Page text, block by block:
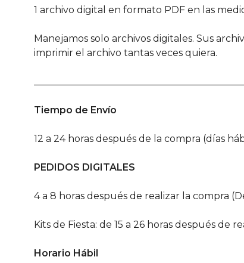
1 archivo digital en formato PDF en las
Manejamos solo archivos digitales. Sus
imprimir el archivo tantas veces quiera.
Tiempo de Envío
12 a 24 horas después de la compra (días
PEDIDOS DIGITALES
4 a 8 horas después de realizar la compra
Kits de Fiesta: de 15 a 26 horas después de
Horario Hábil